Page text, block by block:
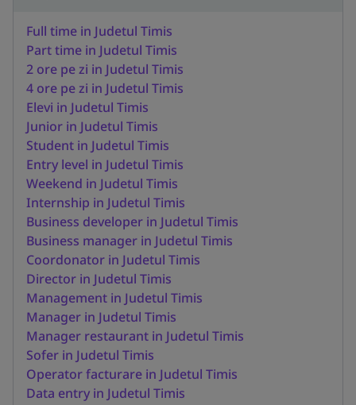
Full time in Judetul Timis
Part time in Judetul Timis
2 ore pe zi in Judetul Timis
4 ore pe zi in Judetul Timis
Elevi in Judetul Timis
Junior in Judetul Timis
Student in Judetul Timis
Entry level in Judetul Timis
Weekend in Judetul Timis
Internship in Judetul Timis
Business developer in Judetul Timis
Business manager in Judetul Timis
Coordonator in Judetul Timis
Director in Judetul Timis
Management in Judetul Timis
Manager in Judetul Timis
Manager restaurant in Judetul Timis
Sofer in Judetul Timis
Operator facturare in Judetul Timis
Data entry in Judetul Timis